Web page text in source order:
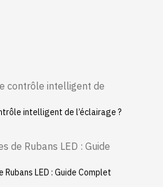
intelligent de l’éclairage ?
LED : Guide Complet